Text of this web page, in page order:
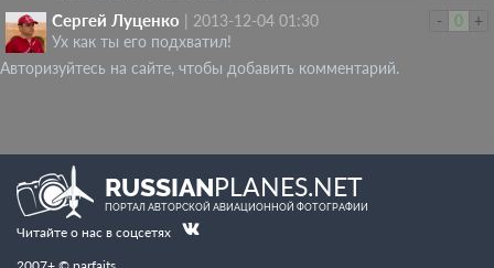
-
0 +
Сергей Луценко
2013-12-04 01:30
Ух как ты его подхватил!
Авторизуйтесь на сайте, чтобы добавить комментарий.
RUSSIANPLANES.NET
ПОРТАЛ АВТОРСКОЙ АВИАЦИОННОЙ ФОТОГРАФИИ
Читайте о нас в соцсетях